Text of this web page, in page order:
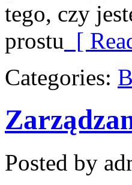
tego, czy
prostu [
Categories:
Posted by